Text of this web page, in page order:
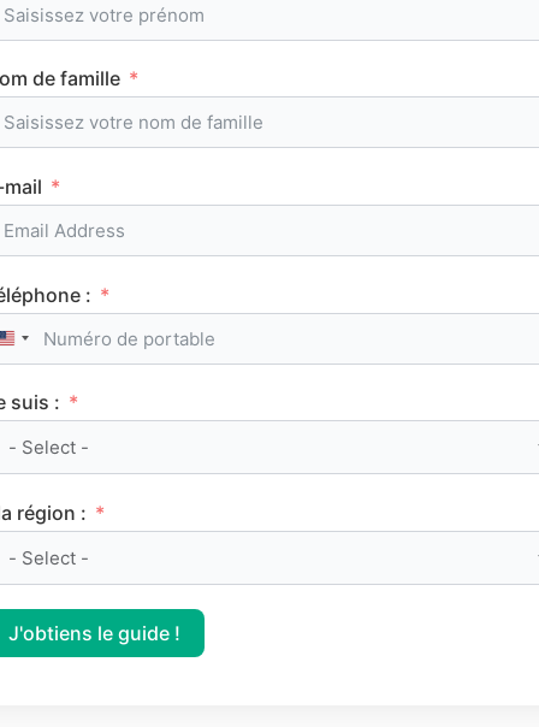
L’emploi du temps en première (cours et
horaires)
de famille
:
United States +1
suis :
région :
J'obtiens le guide !